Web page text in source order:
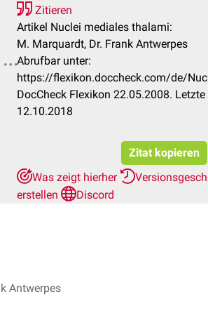
Zitieren
Artikel Nuclei mediales thalami:
M. Marquardt, Dr. Frank Antwerpes
Abrufbar unter:
https://flexikon.doccheck.com/de/
DocCheck Flexikon 22.05.2008.
12.10.2018
Zitat kopieren
Was zeigt hierher
erstellen
Discord
Antwerpes